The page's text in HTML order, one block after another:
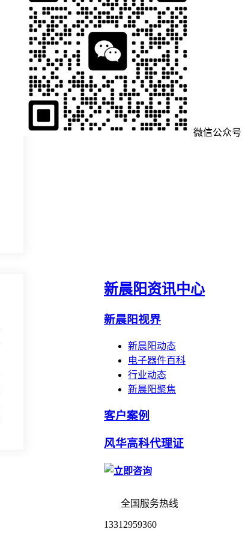
新晨阳资讯中心
新晨阳视界
新晨阳动态
电子器件百科
行业动态
新晨阳聚焦
客户案例
风华高科代理证
全国服务热线
13312959360
微信公众号